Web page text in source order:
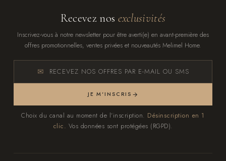
Recevez nos exclusivités
Inscrivez-vous à notre newsletter pour être averti(e) en avant-première des
offres promotionnelles, ventes privées et nouveautés Melimel Home.
RECEVEZ NOS OFFRES PAR E-MAIL OU SMS
JE M'INSCRIS
Choix du canal au moment de l'inscription. Désinscription en 1
clic. Vos données sont protégées (RGPD).